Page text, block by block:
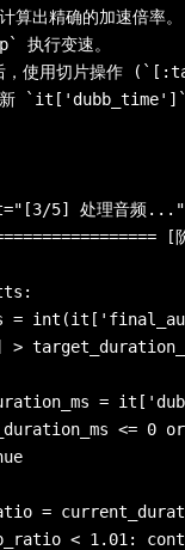
出精确的加速倍率。
执行变速。
使用切片操作
5] 处理音频
[
=
>
=
<= 0
=
< 1.01: